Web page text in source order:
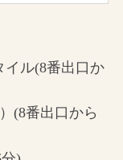
イル(8番出口か
(8番出口から